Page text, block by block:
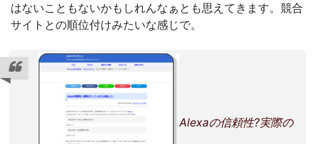
はないこともないかもしれんなぁとも思えてきます。競合
サイトとの順位付けみたいな感じで。
Alexaの信頼性?実際の